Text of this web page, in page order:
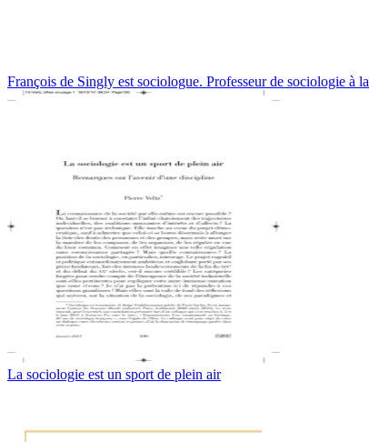
François de Singly est sociologue. Professeur de sociologie à la
La sociologie est un sport de plein air